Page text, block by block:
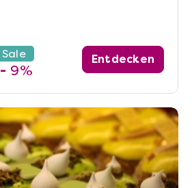
Sale
- 9%
Entdecken